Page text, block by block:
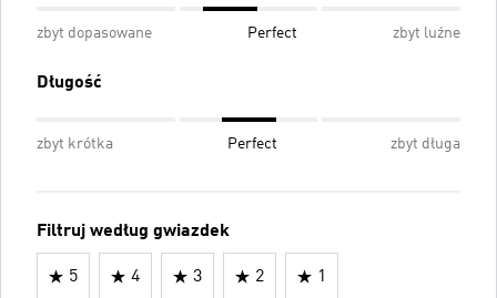
zbyt dopasowane Perfect zbyt luźne
Długość
zbyt krótka Perfect zbyt długa
Filtruj według gwiazdek
5 4 3 2 1